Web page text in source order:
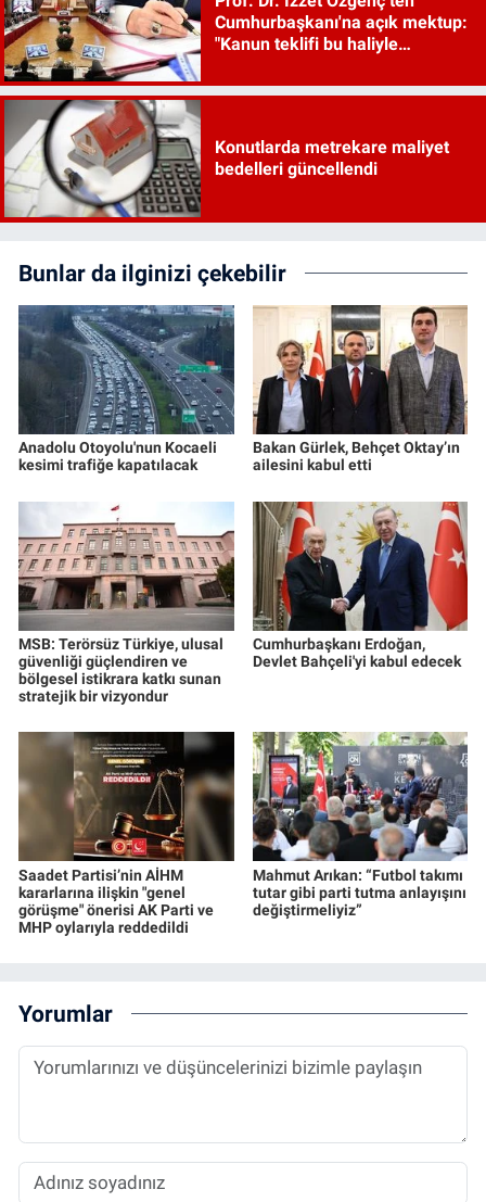
Cumhurbaşkanı'na açık mektup:
"Kanun teklifi bu haliyle
Konutlarda metrekare maliyet
bedelleri güncellendi
Bunlar da ilginizi çekebilir
Anadolu Otoyolu'nun Kocaeli
kesimi trafiğe kapatılacak
Bakan Gürlek, Behçet Oktay’ın
ailesini kabul etti
MSB: Terörsüz Türkiye, ulusal
güvenliği güçlendiren ve
bölgesel istikrara katkı sunan
stratejik bir vizyondur
Cumhurbaşkanı Erdoğan,
Devlet Bahçeli'yi kabul edecek
Saadet Partisi’nin AİHM
kararlarına ilişkin "genel
görüşme" önerisi AK Parti ve
MHP oylarıyla reddedildi
Mahmut Arıkan: “Futbol takımı
tutar gibi parti tutma anlayışını
değiştirmeliyiz”
Yorumlar